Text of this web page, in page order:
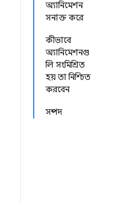
অ্যানিমেশন
সনাক্ত করে
কীভাবে
অ্যানিমেশনগু
লি সংমিশ্রিত
হয় তা নিশ্চিত
করবেন
সম্পদ